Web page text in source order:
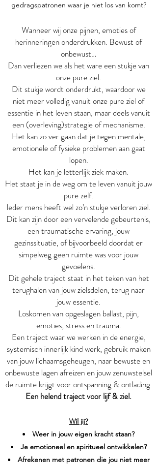
gedragspatronen waar je niet los van komt?
Wanneer wij onze pijnen, emoties of
herinneringen onderdrukken. Bewust of
onbewust…
Dan verliezen we als het ware een stukje van
onze pure ziel.
Dit stukje wordt onderdrukt, waardoor we
niet meer volledig vanuit onze pure ziel of
essentie in het leven staan, maar deels vanuit
een (overleving)strategie of mechanisme.
Het kan zo ver gaan dat je tegen mentale,
emotionele of fysieke problemen aan gaat
lopen.
Het kan je letterlijk ziek maken.
Het staat je in de weg om te leven vanuit jouw
pure zelf.
Ieder mens heeft wel zo’n stukje verloren ziel.
Dit kan zijn door een vervelende gebeurtenis,
een traumatische ervaring, jouw
gezinssituatie, of bijvoorbeeld doordat er
simpelweg geen ruimte was voor jouw
gevoelens.
Dit gehele traject staat in het teken van het
terughalen van jouw zielsdelen, terug naar
jouw essentie.
Loskomen van opgeslagen ballast, pijn,
emoties, stress en trauma.
Een traject waar we werken in de energie,
systemisch innerlijk kind werk, gebruik maken
van jouw lichaamsgeheugen, naar bewuste en
onbewuste lagen afreizen en jouw zenuwstelsel
de ruimte krijgt voor ontspanning & ontlading.
Een helend traject voor lijf & ziel.
Wil jij?
Weer in jouw eigen kracht staan?
Je emotioneel en spiritueel ontwikkelen?
Afrekenen met patronen die jou niet meer